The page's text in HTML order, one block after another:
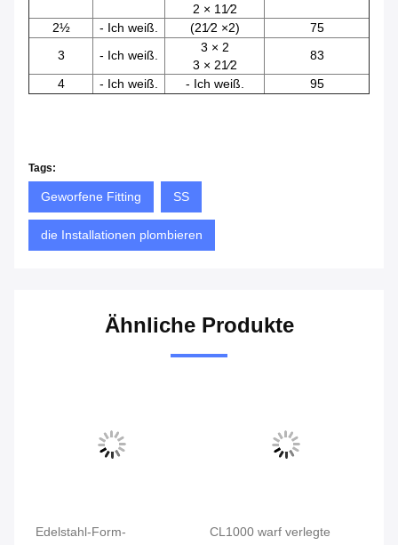
2 × 11⁄2
2½ - Ich weiß. (21⁄2 ×2)
75
3
- Ich weiß.
3 × 2
3 × 21⁄2
83
4
- Ich weiß. - Ich weiß. 95
Tags:
Geworfene Fitting SS
die Installationen plombieren
Ähnliche Produkte
Edelstahl-Form-
CL1000 warf verlegte